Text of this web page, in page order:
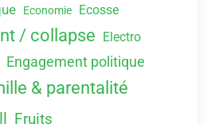
Economie Ecosse
/ collapse Electro
Engagement politique
& parentalité
Fruits